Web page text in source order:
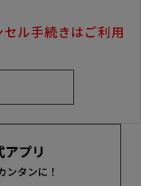
ル手続きはご利用